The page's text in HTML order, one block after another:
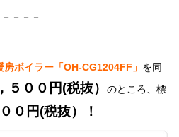
－－－
房ボイラー「OH-CG1204FF」 を同
５００円(税抜） のところ、 標
０ 円(税抜）！